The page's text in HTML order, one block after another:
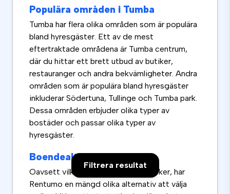
Filtrera resultat
Populära områden i Tumba
Tumba har flera olika områden som är populära
bland hyresgäster. Ett av de mest
eftertraktade områdena är Tumba centrum,
där du hittar ett brett utbud av butiker,
restauranger och andra bekvämligheter. Andra
områden som är populära bland hyresgäster
inkluderar Södertuna, Tullinge och Tumba park.
Dessa områden erbjuder olika typer av
bostäder och passar olika typer av
hyresgäster.
Boendealternativ i Tumba
Oavsett vilken typ av bostad du söker, har
Rentumo en mängd olika alternativ att välja